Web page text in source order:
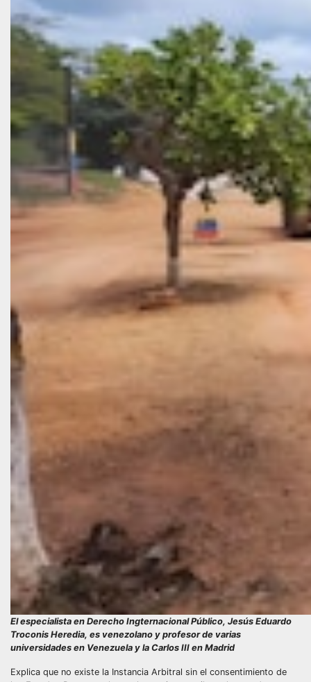
El especialista en Derecho Ingternacional Público, Jesús Eduardo
Troconis Heredia, es venezolano y profesor de varias
universidades en Venezuela y la Carlos III en Madrid
Explica que no existe la Instancia Arbitral sin el consentimiento de